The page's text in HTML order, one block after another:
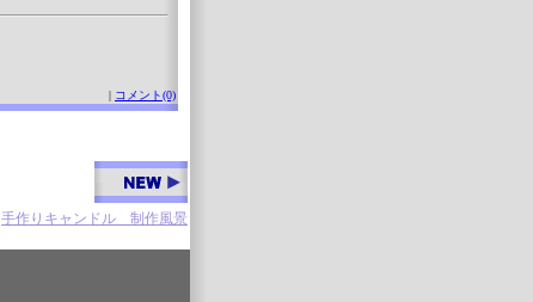
| コメント(0)
手作りキャンドル 制作風景